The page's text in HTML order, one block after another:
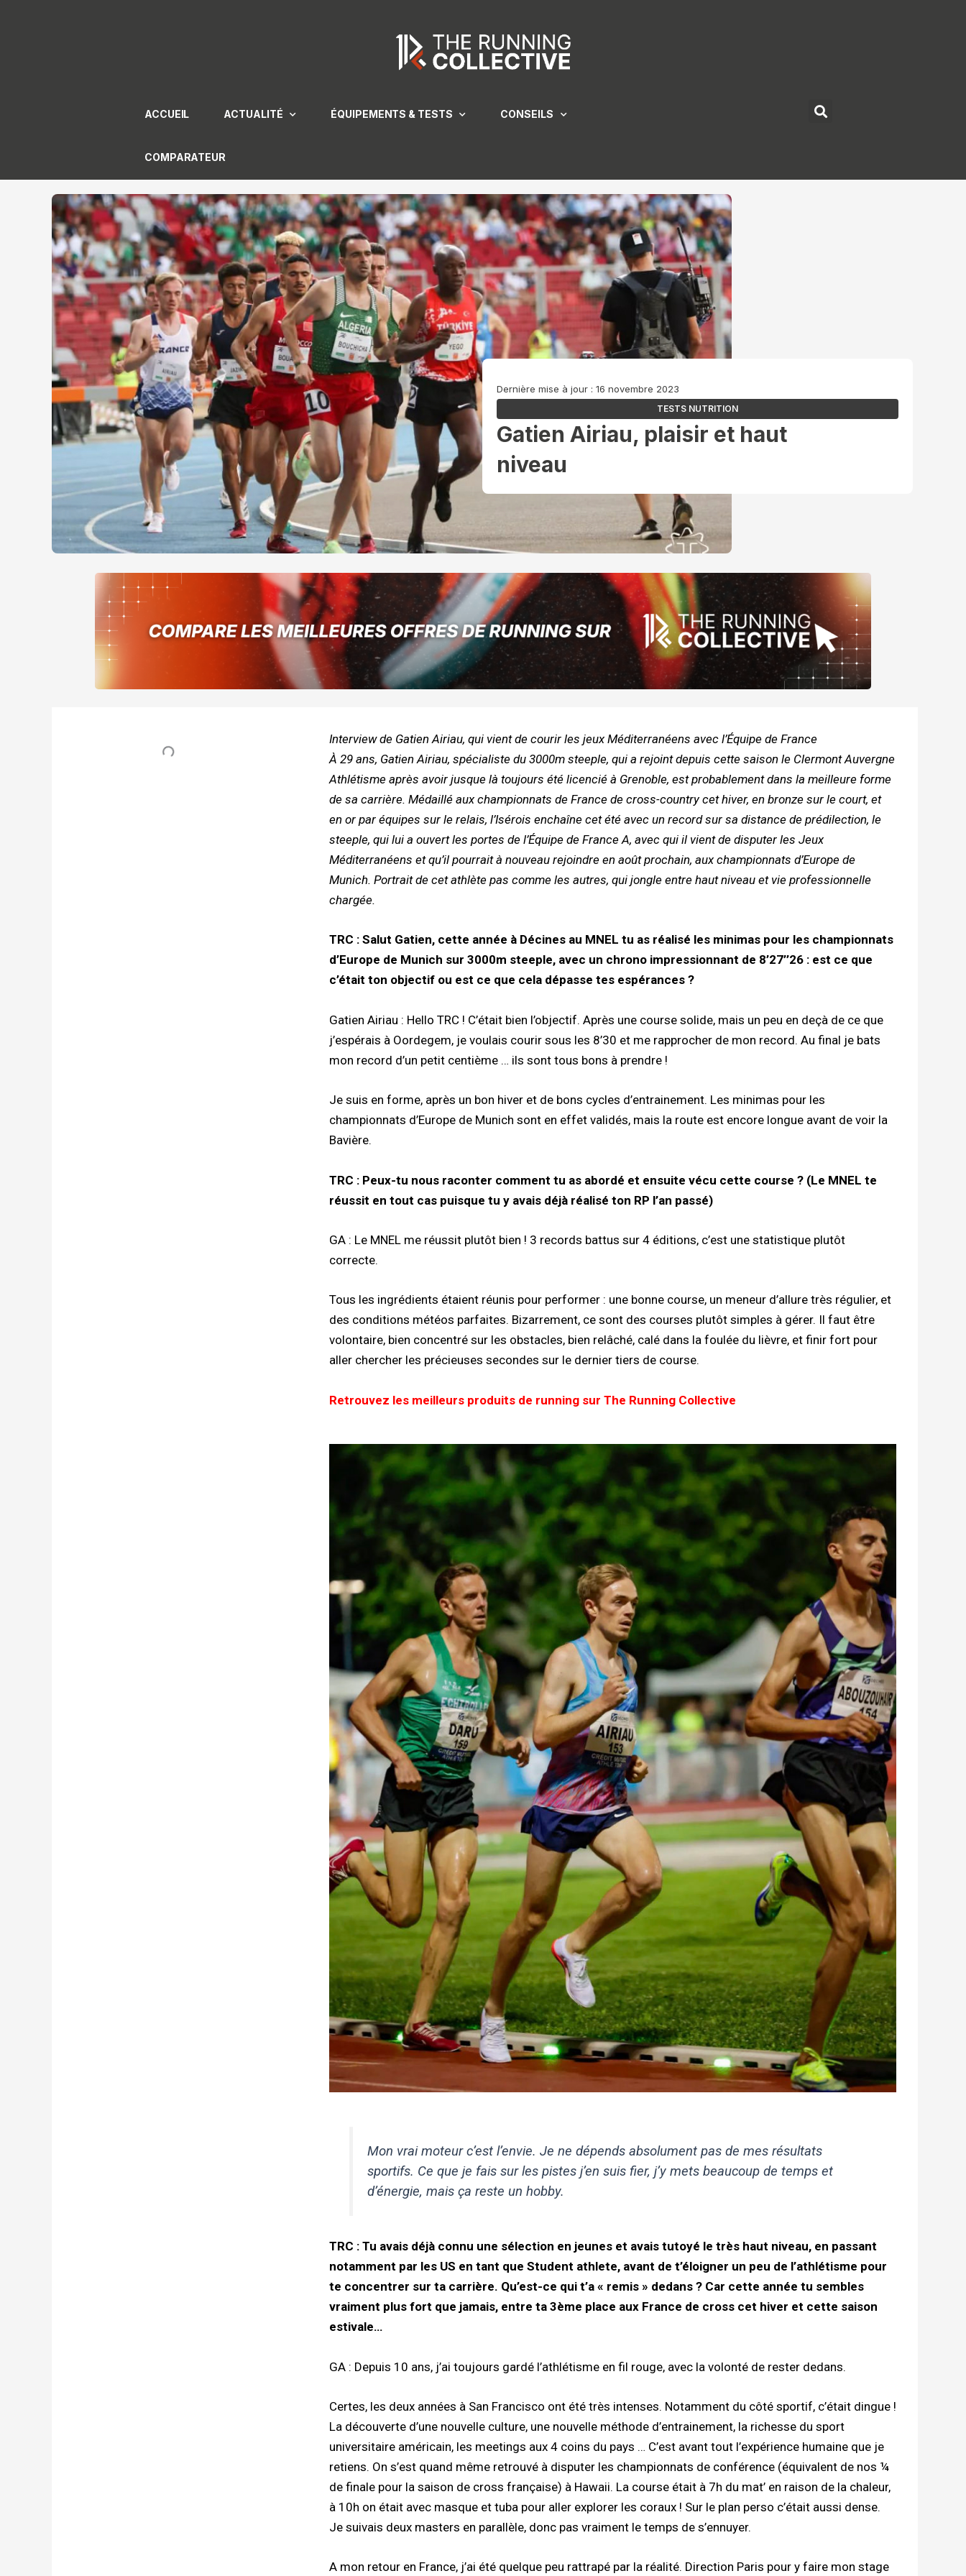
ACCUEIL ACTUALITÉ ÉQUIPEMENTS & TESTS CONSEILS
COMPARATEUR
Dernière mise à jour : 16 novembre 2023
TESTS NUTRITION
Gatien Airiau, plaisir et haut
niveau
Interview de Gatien Airiau, qui vient de courir les jeux Méditerranéens avec l’Équipe de France
À 29 ans, Gatien Airiau, spécialiste du 3000m steeple, qui a rejoint depuis cette saison le Clermont Auvergne
Athlétisme après avoir jusque là toujours été licencié à Grenoble, est probablement dans la meilleure forme
de sa carrière. Médaillé aux championnats de France de cross-country cet hiver, en bronze sur le court, et
en or par équipes sur le relais, l’Isérois enchaîne cet été avec un record sur sa distance de prédilection, le
steeple, qui lui a ouvert les portes de l’Équipe de France A, avec qui il vient de disputer les Jeux
Méditerranéens et qu’il pourrait à nouveau rejoindre en août prochain, aux championnats d’Europe de
Munich. Portrait de cet athlète pas comme les autres, qui jongle entre haut niveau et vie professionnelle
chargée.
TRC : Salut Gatien, cette année à Décines au MNEL tu as réalisé les minimas pour les championnats
d’Europe de Munich sur 3000m steeple, avec un chrono impressionnant de 8’27’’26 : est ce que
c’était ton objectif ou est ce que cela dépasse tes espérances ?
Gatien Airiau : Hello TRC ! C’était bien l’objectif. Après une course solide, mais un peu en deçà de ce que
j’espérais à Oordegem, je voulais courir sous les 8’30 et me rapprocher de mon record. Au final je bats
mon record d’un petit centième … ils sont tous bons à prendre !
Je suis en forme, après un bon hiver et de bons cycles d’entrainement. Les minimas pour les
championnats d’Europe de Munich sont en effet validés, mais la route est encore longue avant de voir la
Bavière.
TRC : Peux-tu nous raconter comment tu as abordé et ensuite vécu cette course ? (Le MNEL te
réussit en tout cas puisque tu y avais déjà réalisé ton RP l’an passé)
GA : Le MNEL me réussit plutôt bien ! 3 records battus sur 4 éditions, c’est une statistique plutôt
correcte.
Tous les ingrédients étaient réunis pour performer : une bonne course, un meneur d’allure très régulier, et
des conditions météos parfaites. Bizarrement, ce sont des courses plutôt simples à gérer. Il faut être
volontaire, bien concentré sur les obstacles, bien relâché, calé dans la foulée du lièvre, et finir fort pour
aller chercher les précieuses secondes sur le dernier tiers de course.
Retrouvez les meilleurs produits de running sur The Running Collective
Mon vrai moteur c’est l’envie. Je ne dépends absolument pas de mes résultats
sportifs. Ce que je fais sur les pistes j’en suis fier, j’y mets beaucoup de temps et
d’énergie, mais ça reste un hobby.
TRC : Tu avais déjà connu une sélection en jeunes et avais tutoyé le très haut niveau, en passant
notamment par les US en tant que Student athlete, avant de t’éloigner un peu de l’athlétisme pour
te concentrer sur ta carrière. Qu’est-ce qui t’a « remis » dedans ? Car cette année tu sembles
vraiment plus fort que jamais, entre ta 3ème place aux France de cross cet hiver et cette saison
estivale…
GA : Depuis 10 ans, j’ai toujours gardé l’athlétisme en fil rouge, avec la volonté de rester dedans.
Certes, les deux années à San Francisco ont été très intenses. Notamment du côté sportif, c’était dingue !
La découverte d’une nouvelle culture, une nouvelle méthode d’entrainement, la richesse du sport
universitaire américain, les meetings aux 4 coins du pays … C’est avant tout l’expérience humaine que je
retiens. On s’est quand même retrouvé à disputer les championnats de conférence (équivalent de nos ¼
de finale pour la saison de cross française) à Hawaii. La course était à 7h du mat’ en raison de la chaleur,
à 10h on était avec masque et tuba pour aller explorer les coraux ! Sur le plan perso c’était aussi dense.
Je suivais deux masters en parallèle, donc pas vraiment le temps de s’ennuyer.
A mon retour en France, j’ai été quelque peu rattrapé par la réalité. Direction Paris pour y faire mon stage